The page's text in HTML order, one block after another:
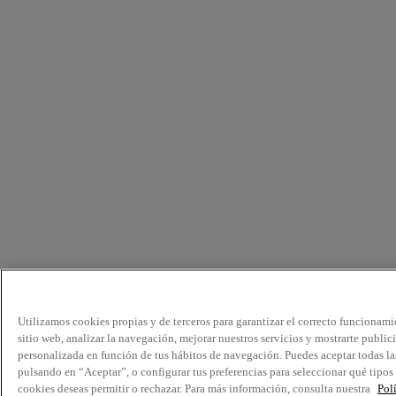
Utilizamos cookies propias y de terceros para garantizar el correcto
sitio web, analizar la navegación, mejorar nuestros servicios y mostrarte
personalizada en función de tus hábitos de navegación. Puedes aceptar todas
pulsando en “Aceptar”, o configurar tus preferencias para seleccionar qué tipos
cookies deseas permitir o rechazar. Para más información, consulta nuestra